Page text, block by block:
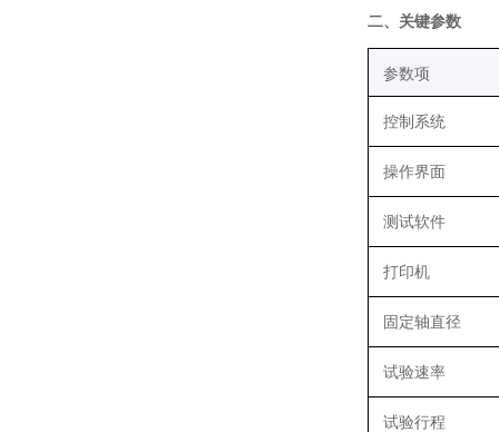
‌二、关键参数
‌参数项‌
控制系统
操作界面
测试软件
打印机
固定轴直径
试验速率
试验行程